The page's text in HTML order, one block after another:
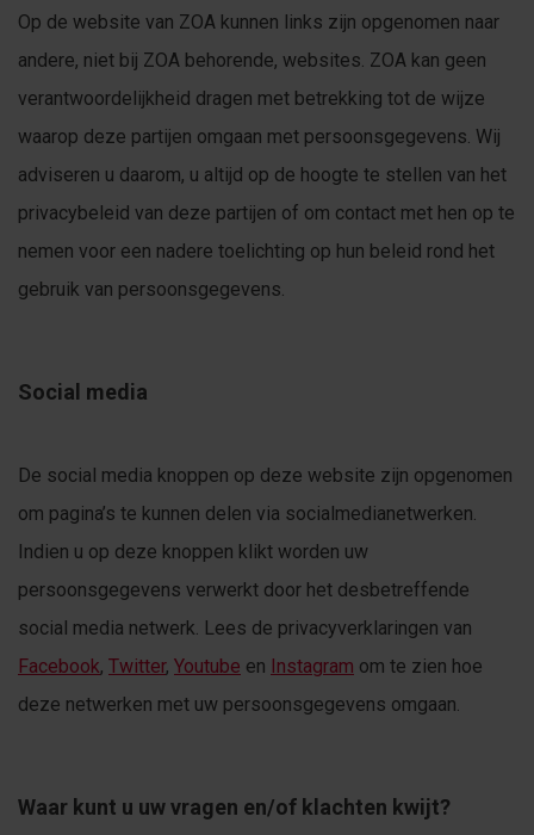
Op de website van ZOA kunnen links zijn opgenomen naar
andere, niet bij ZOA behorende, websites. ZOA kan geen
verantwoordelijkheid dragen met betrekking tot de wijze
waarop deze partijen omgaan met persoonsgegevens. Wij
adviseren u daarom, u altijd op de hoogte te stellen van het
privacybeleid van deze partijen of om contact met hen op te
nemen voor een nadere toelichting op hun beleid rond het
gebruik van persoonsgegevens.
Social media
De social media knoppen op deze website zijn opgenomen
om pagina’s te kunnen delen via socialmedianetwerken.
Indien u op deze knoppen klikt worden uw
persoonsgegevens verwerkt door het desbetreffende
social media netwerk. Lees de privacyverklaringen van
Facebook, Twitter, Youtube en Instagram om te zien hoe
deze netwerken met uw persoonsgegevens omgaan.
Waar kunt u uw vragen en/of klachten kwijt?